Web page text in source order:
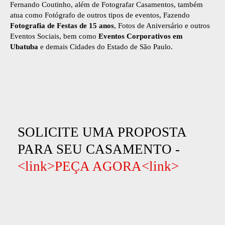
Fernando Coutinho, além de Fotografar Casamentos, também
atua como Fotógrafo de outros tipos de eventos, Fazendo
Fotografia de Festas de 15 anos, Fotos de Aniversário e outros
Eventos Sociais, bem como Eventos Corporativos em
Ubatuba e demais Cidades do Estado de São Paulo.
SOLICITE UMA PROPOSTA
PARA SEU CASAMENTO -
<link>PEÇA AGORA<link>